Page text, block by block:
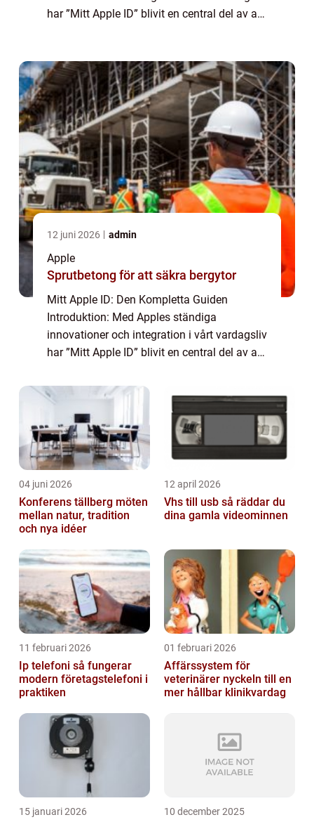
har ”Mitt Apple ID” blivit en central del av att
12 juni 2026 admin
Apple
Sprutbetong för att säkra bergytor
Mitt Apple ID: Den Kompletta Guiden
Introduktion: Med Apples ständiga
innovationer och integration i vårt vardagsliv
har ”Mitt Apple ID” blivit en central del av att
tjänster och enheter. I denna a...
04 juni 2026
Konferens tällberg möten
mellan natur, tradition
och nya idéer
12 april 2026
Vhs till usb så räddar du
dina gamla videominnen
11 februari 2026
Ip telefoni så fungerar
modern företagstelefoni i
praktiken
01 februari 2026
Affärssystem för
veterinärer nyckeln till en
mer hållbar klinikvardag
15 januari 2026 10 december 2025